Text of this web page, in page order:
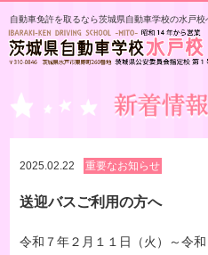
自動車免許を取るなら茨城県自動車学校の水戸校
2025.02.22 重要なお知らせ
送迎バスご利用の方へ
令和７年２月１１日（火）～令和